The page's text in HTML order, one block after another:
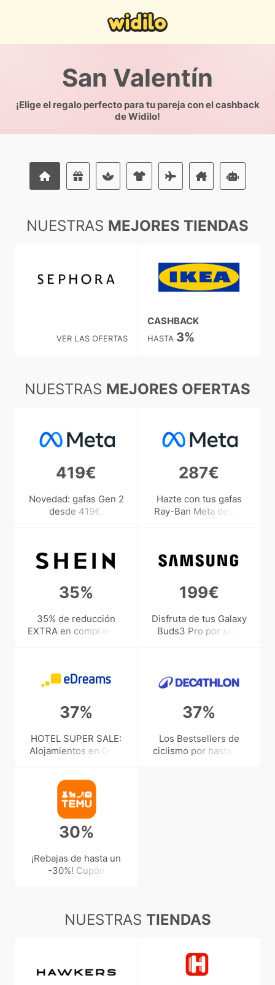
San Valentín
¡Elige el regalo perfecto para tu pareja con el cashback
de Widilo!
NUESTRAS MEJORES TIENDAS
VER LAS OFERTAS
CASHBACK
HASTA 3%
NUESTRAS MEJORES OFERTAS
419€
Novedad: gafas Gen 2
desde 419€.
287€
Hazte con tus gafas
Ray-Ban Meta desde
35%
35% de reducción
EXTRA en compras de
199€
Disfruta de tus Galaxy
Buds3 Pro por solo
37%
HOTEL SUPER SALE:
Alojamientos en Gran
37%
Los Bestsellers de
ciclismo por hasta un
30%
¡Rebajas de hasta un
-30%! Cupón
NUESTRAS TIENDAS